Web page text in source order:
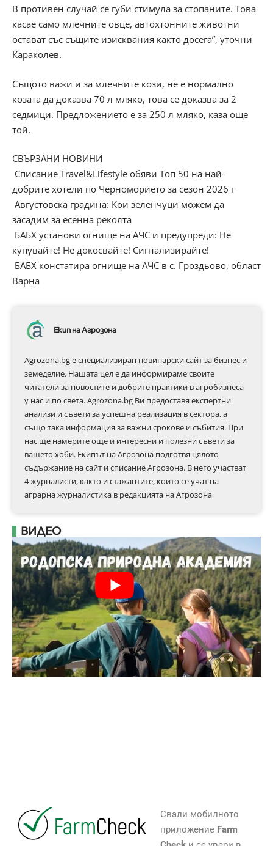
В противен случай се губи стимула за стопаните. Това
касае само млечните овце, автохтонните животни
остават със същите изисквания както досега”, уточни
Караколев.
Същото важи и за млечните кози, не е нормално
козата да доказва 70 л мляко, това се доказва за 2
седмици. Предложението е за 250 л мляко, каза още
той.
СВЪРЗАНИ НОВИНИ
Списание Travel&Lifestyle обяви Топ 50 на най-
добрите хотели по Черноморието за сезон 2026 г
Августовска градина: Кои зеленчуци можем да
засадим за есенна реколта
БАБХ установи огнище на АЧС и предупреди: Не
купувайте! Не докосвайте! Сигнализирайте!
БАБХ констатира огнище на АЧС в с. Гроздьово, област
Варна
Екип на Агрозона
Agrozona.bg e специализиран новинарски сайт за бизнес и
земеделие. Нашата цел е да информираме своите
читатели за новостите и добрите практики в агробизнеса
у нас и по света. Agrozona.bg Ви предоставя експертни
анализи и съвети за успешна реализация в сектора, а
също така информация за важни срокове и събития. При
нас ще намерите още и интересни и полезни съвети за
вашето хоби. Екипът на Агрозона подготвя цялото
съдържание на сайт и списание Агрозона. В него участват
4 журналисти, както и стажантите, които се учат на
аграрна журналистика в редакцията на Агрозона
ВИДЕО
Свали мобилното
приложение Farm